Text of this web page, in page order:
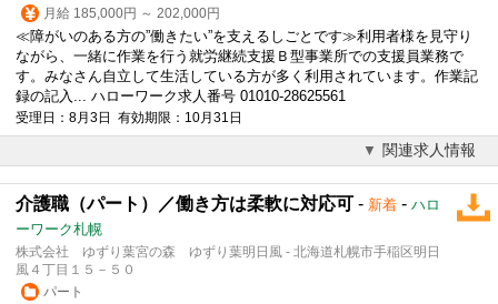
月給 185,000円 ～ 202,000円
≪障がいのある方の”働きたい”を支えるしごとです≫利用者様を 見守り
ながら、一緒に作業を行う就労継続支援Ｂ型事業所での支援員業務で
す。みなさん自立して生活している方が多く利用されています。作業記
録の記入... ハローワーク求人番号 01010-28625561
受理日：8月3日 有効期限：10月31日
関連求人情報
介護職（パート）／働き方は柔軟に対応可 - 新着 - ハロ
ーワーク札幌
株式会社 ゆずり葉宮の森 ゆずり葉明日風 - 北海道札幌市手稲区明日
風４丁目１５－５０
パート